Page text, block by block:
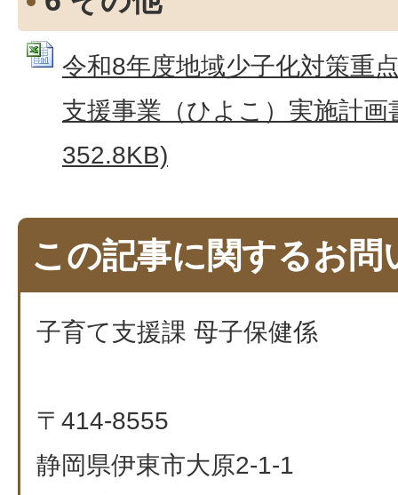
令和8年度地域少子化対策重
支援事業（ひよこ）実施計
352.8KB)
この記事に関するお問
子育て支援課 母子保健係
〒414-8555
静岡県伊東市大原2-1-1